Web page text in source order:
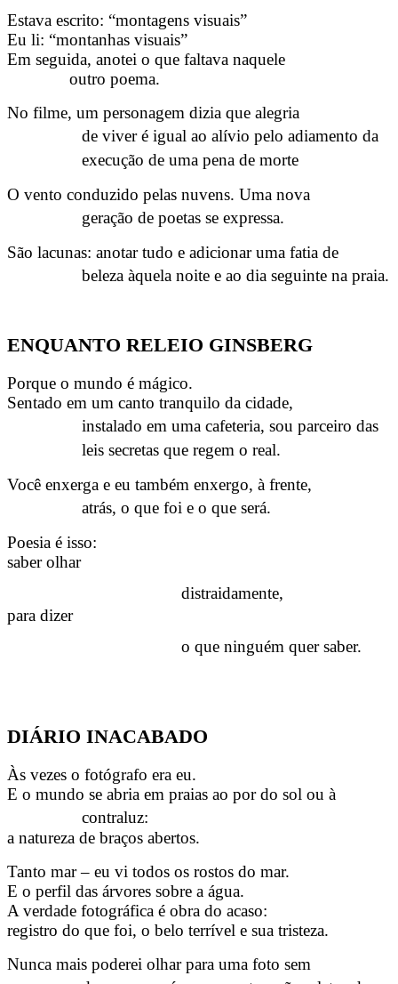
Estava escrito: “montagens visuais”
Eu li: “montanhas visuais”
Em seguida, anotei o que faltava naquele
outro poema.
No filme, um personagem dizia que alegria
de viver é igual ao alívio pelo adiamento da
execução de uma pena de morte
O vento conduzido pelas nuvens. Uma nova
geração de poetas se expressa.
São lacunas: anotar tudo e adicionar uma fatia de
beleza àquela noite e ao dia seguinte na praia.
ENQUANTO RELEIO GINSBERG
Porque o mundo é mágico.
Sentado em um canto tranquilo da cidade,
instalado em uma cafeteria, sou parceiro das
leis secretas que regem o real.
Você enxerga e eu também enxergo, à frente,
atrás, o que foi e o que será.
Poesia é isso:
saber olhar
distraidamente,
para dizer
o que ninguém quer saber.
DIÁRIO INACABADO
Às vezes o fotógrafo era eu.
E o mundo se abria em praias ao por do sol ou à
contraluz:
a natureza de braços abertos.
Tanto mar – eu vi todos os rostos do mar.
E o perfil das árvores sobre a água.
A verdade fotográfica é obra do acaso:
registro do que foi, o belo terrível e sua tristeza.
Nunca mais poderei olhar para uma foto sem